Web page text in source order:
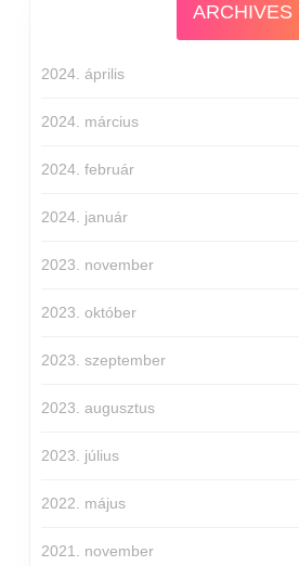
ARCHIVES
2024. április
2024. március
2024. február
2024. január
2023. november
2023. október
2023. szeptember
2023. augusztus
2023. július
2022. május
2021. november